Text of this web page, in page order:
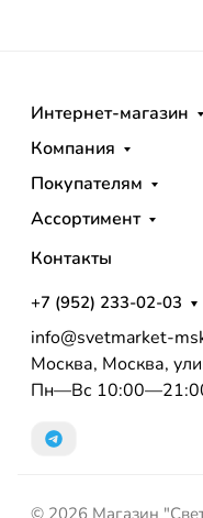
Интернет-магазин
Компания
Покупателям
Ассортимент
Контакты
+7 (952) 233-02-03
info@svetmarket-
Москва, Москва,
Пн—Вс
© 2026 Магазин